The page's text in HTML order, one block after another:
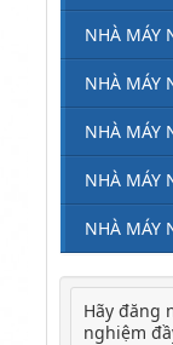
NHÀ MÁY
NHÀ MÁY
NHÀ MÁY
NHÀ MÁY
NHÀ MÁY
Hãy đăng
nghiệm